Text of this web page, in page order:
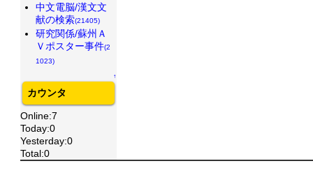
中文電脳/漢文文
献の検索(21405)
研究関係/蘇州Ａ
Ｖポスター事件(2
1023)
↑
カウンタ
Online:7
Today:0
Yesterday:0
Total:0